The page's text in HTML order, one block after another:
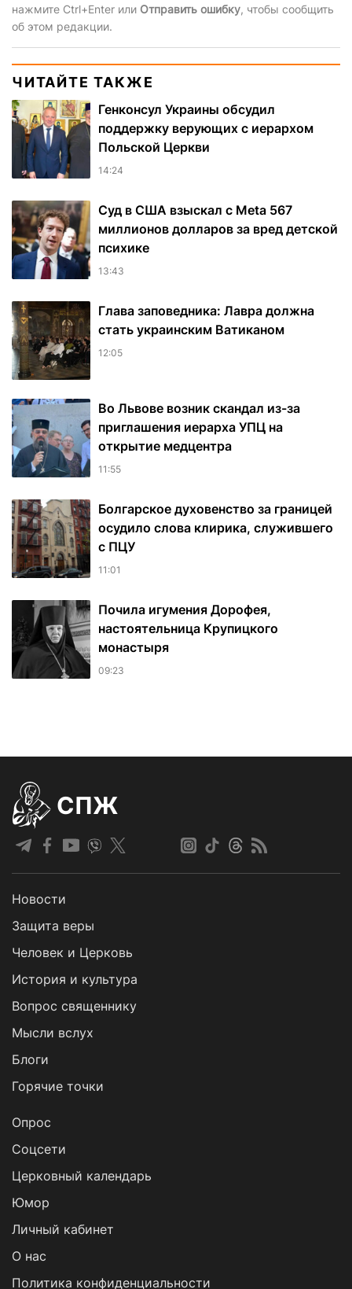
нажмите Ctrl+Enter или Отправить ошибку, чтобы сообщить
об этом редакции.
ЧИТАЙТЕ ТАКЖЕ
Генконсул Украины обсудил
поддержку верующих с иерархом
Польской Церкви
14:24
Суд в США взыскал с Meta 567
миллионов долларов за вред детской
психике
13:43
Глава заповедника: Лавра должна
стать украинским Ватиканом
12:05
Во Львове возник скандал из-за
приглашения иерарха УПЦ на
открытие медцентра
11:55
Болгарское духовенство за границей
осудило слова клирика, служившего
с ПЦУ
11:01
Почила игумения Дорофея,
настоятельница Крупицкого
монастыря
09:23
СПЖ
Новости
Защита веры
Человек и Церковь
История и культура
Вопрос священнику
Мысли вслух
Блоги
Горячие точки
Опрос
Cоцсети
Церковный календарь
Юмор
Личный кабинет
О нас
Политика конфиденциальности